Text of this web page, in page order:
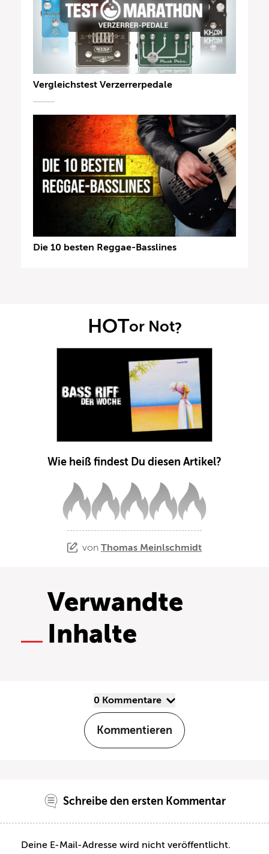
Vergleichstest Verzerrerpedale
Die 10 besten Reggae-Basslines
HOTor Not?
Wie heiß findest Du diesen Artikel?
von Thomas Meinlschmidt
Verwandte
Inhalte
0 Kommentare
Kommentieren
Schreibe den ersten Kommentar
Deine E-Mail-Adresse wird nicht veröffentlicht.